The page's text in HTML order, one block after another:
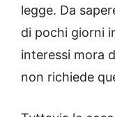
legge. Da
di pochi giorni
interessi mora
non richiede